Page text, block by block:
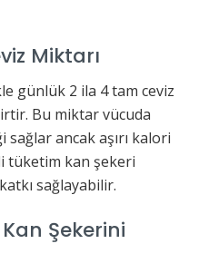
Miktarı
günlük 2 ila 4 tam ceviz
Bu miktar vücuda
sağlar ancak aşırı kalori
tüketim kan şekeri
sağlayabilir.
Şekerini